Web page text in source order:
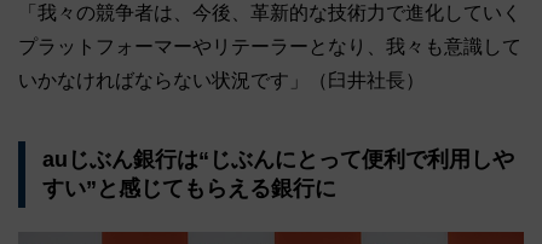
「我々の競争者は、今後、革新的な技術力で進化していく
プラットフォーマーやリテーラーとなり、我々も意識して
いかなければならない状況です」（臼井社長）
auじぶん銀行は“じぶんにとって便利で利用しや
すい”と感じてもらえる銀行に